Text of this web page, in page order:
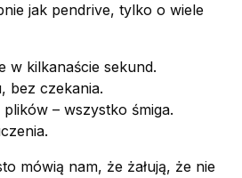
jak pendrive, tylko o wiele
w kilkanaście sekund.
bez czekania.
plików – wszystko śmiga.
mówią nam, że żałują, że nie